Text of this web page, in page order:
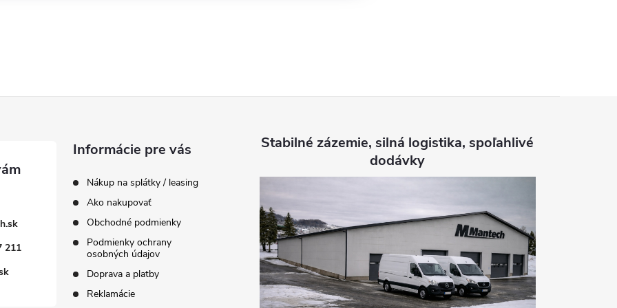
211
Informácie pre vás
Nákup na splátky / leasing
Ako nakupovať
Obchodné podmienky
Podmienky ochrany
osobných údajov
Doprava a platby
Reklamácie
Stabilné zázemie, silná logistika, spoľahlivé
dodávky